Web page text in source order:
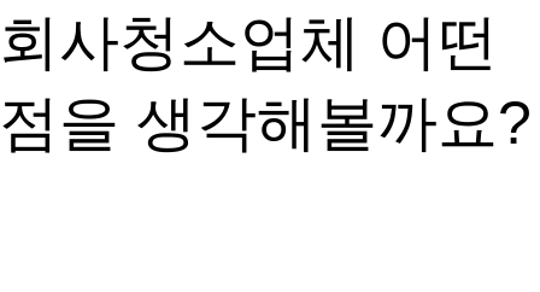
회사청소업체 어떤
점을 생각해볼까요?